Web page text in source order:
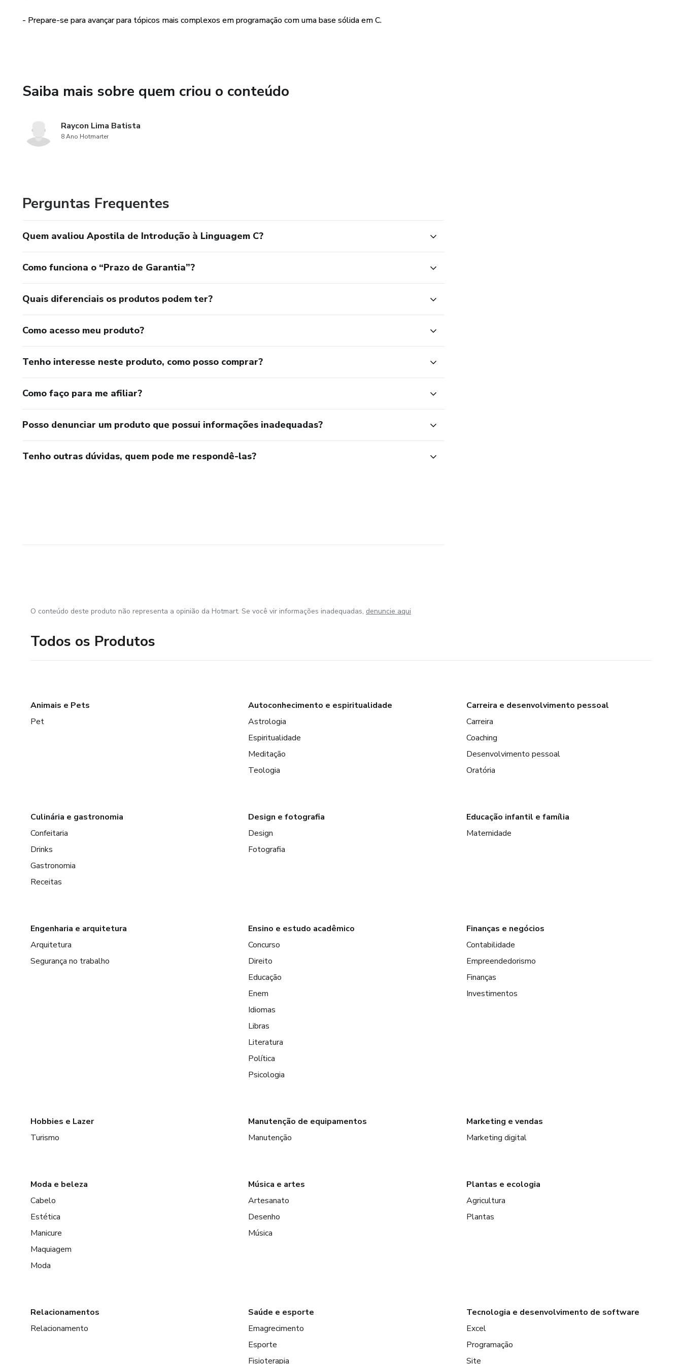
a configurarem o seu ambiente de programação de forma rápida e fácil. Isso é
um projeto final. Esse projeto engloba todos os conceitos apresentados ao longo do
conteúdo e permite que os leitores demonstrem sua compreensão e habilidade na
- Prepare-se para avançar para tópicos mais complexos em programação com uma base sólida em C.
Saiba mais sobre quem criou o conteúdo
Raycon Lima Batista
8 Ano Hotmarter
Perguntas Frequentes
Quem avaliou Apostila de Introdução à Linguagem C?
Como funciona o “Prazo de Garantia”?
Quais diferenciais os produtos podem ter?
Como acesso meu produto?
Tenho interesse neste produto, como posso comprar?
Como faço para me afiliar?
Posso denunciar um produto que possui informações inadequadas?
Tenho outras dúvidas, quem pode me respondê-las?
O conteúdo deste produto não representa a opinião da Hotmart. Se você vir informações inadequadas, denuncie aqui
Todos os Produtos
Animais e Pets
Pet
Autoconhecimento e espiritualidade
Astrologia
Espiritualidade
Meditação
Teologia
Carreira e desenvolvimento pessoal
Carreira
Coaching
Desenvolvimento pessoal
Oratória
Culinária e gastronomia
Confeitaria
Drinks
Gastronomia
Receitas
Design e fotografia
Design
Fotografia
Educação infantil e família
Maternidade
Engenharia e arquitetura
Arquitetura
Segurança no trabalho
Ensino e estudo acadêmico
Concurso
Direito
Educação
Enem
Idiomas
Libras
Literatura
Política
Psicologia
Finanças e negócios
Contabilidade
Empreendedorismo
Finanças
Investimentos
Hobbies e Lazer
Turismo
Manutenção de equipamentos
Manutenção
Marketing e vendas
Marketing digital
Moda e beleza
Cabelo
Estética
Manicure
Maquiagem
Moda
Música e artes
Artesanato
Desenho
Música
Plantas e ecologia
Agricultura
Plantas
Relacionamentos
Relacionamento
Saúde e esporte
Emagrecimento
Esporte
Fisioterapia
Tecnologia e desenvolvimento de software
Excel
Programação
Site